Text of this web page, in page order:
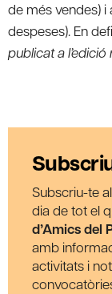
de més vendes) i
despeses). En
publicat a l’edició
Subscriu-te
dia de tot el
d’Amics del
amb
activitats i